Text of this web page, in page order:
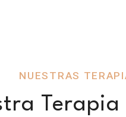
NUESTRAS